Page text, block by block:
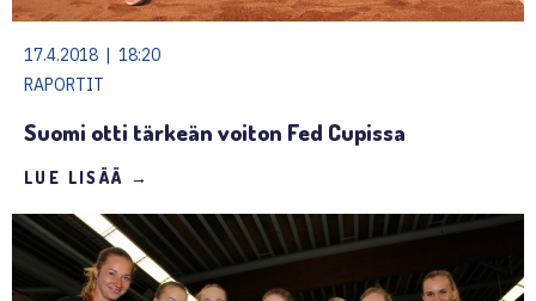
17.4.2018 | 18:20
RAPORTIT
Suomi otti tärkeän voiton Fed Cupissa
LUE LISÄÄ →